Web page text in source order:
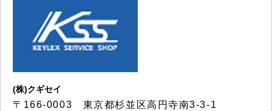
(株)クギセイ
〒166-0003 東京都杉並区高円寺南3-3-1